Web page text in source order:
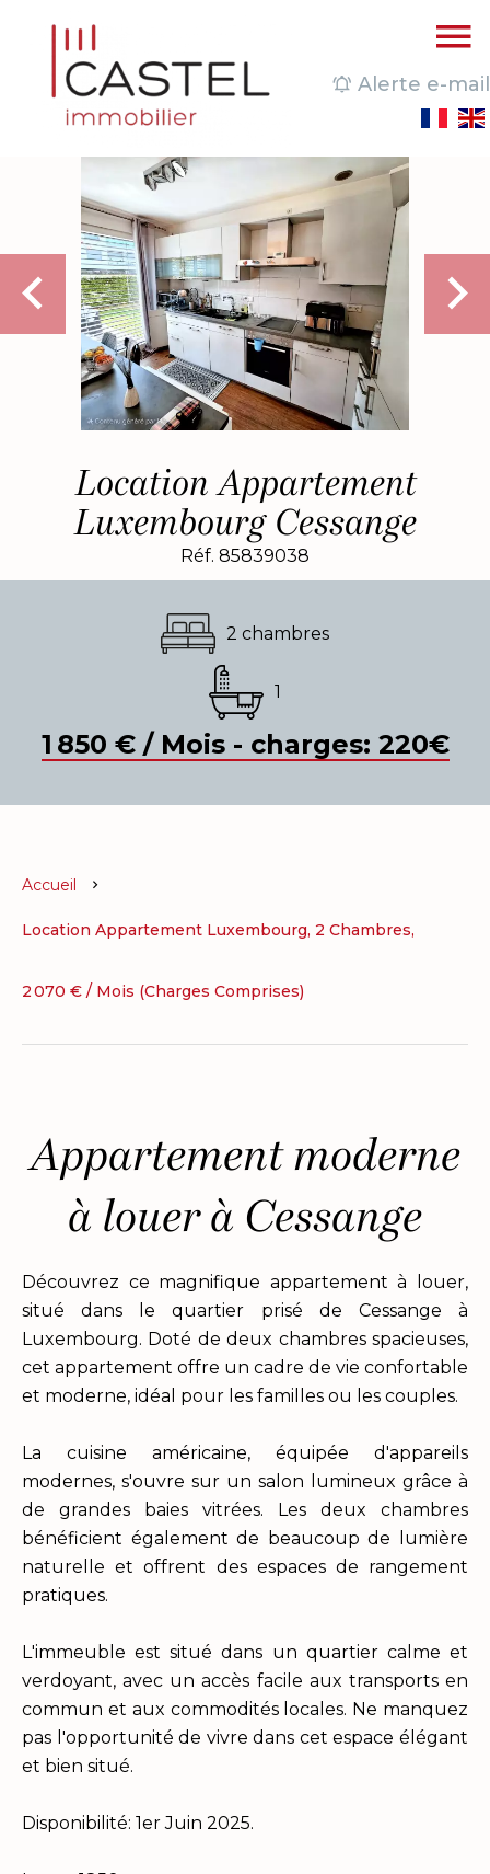
Alerte e-mail
Location Appartement
Luxembourg Cessange
Réf. 85839038
2 chambres
1
1 850 € / Mois - charges: 220€
Accueil
Location Appartement Luxembourg, 2 Chambres,
2 070 € / Mois (Charges Comprises)
Appartement moderne
à louer à Cessange
Découvrez ce magnifique appartement à louer,
situé dans le quartier prisé de Cessange à
Luxembourg. Doté de deux chambres spacieuses,
cet appartement offre un cadre de vie confortable
et moderne, idéal pour les familles ou les couples.
La cuisine américaine, équipée d'appareils
modernes, s'ouvre sur un salon lumineux grâce à
de grandes baies vitrées. Les deux chambres
bénéficient également de beaucoup de lumière
naturelle et offrent des espaces de rangement
pratiques.
L'immeuble est situé dans un quartier calme et
verdoyant, avec un accès facile aux transports en
commun et aux commodités locales. Ne manquez
pas l'opportunité de vivre dans cet espace élégant
et bien situé.
Disponibilité: 1er Juin 2025.